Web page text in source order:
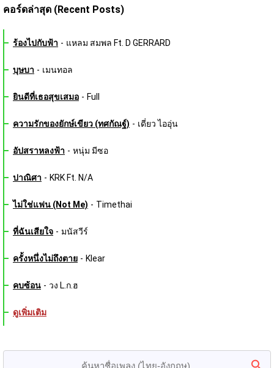
คอร์ดล่าสุด (Recent Posts)
ร้องไปกับฟ้า - แหลม สมพล Ft. D GERRARD
บุษบา - เมนทอล
ยินดีที่เธอสุขเสมอ - Full
ความรักของยักษ์เขียว (ทศกัณฐ์) - เดี่ยว ไออุ่น
อัปสราหลงฟ้า - หนุ่ม มีซอ
ปาณิศา - KRK Ft. N/A
ไม่ใช่แฟน (Not Me) - Timethai
ที่ฉันเสียใจ - มนัสวีร์
ครั้งหนึ่งไม่ถึงตาย - Klear
คบซ้อน - วง L.ก.ฮ
ดูเพิ่มเติม